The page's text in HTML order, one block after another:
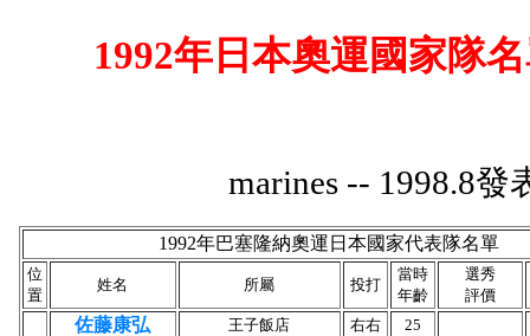
1992年日本奧運國家隊
marines -- 1998.8發
1992年巴塞隆納奧運日本國家代表隊名單
位
置
姓名 所屬 投打
當時
年齡
選秀
評價
佐藤康弘 王子飯店 右右 25